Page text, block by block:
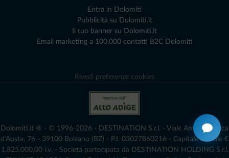
Entra in Dolomiti
Pubblicità su Dolomiti.it
Il tuo banner su Dolomiti.it
Email marketing a 100.000 contatti B2C Dolomiti
Rivedi preferenze cookies
Dolomiti.it ® - © 1996-2026 - DESTINATION S.r.l. - Viale Amedeo Duca
d'Aosta, 76 - 39100 Bolzano (BZ) - P.I. 03027860216 - Capitale Sociale €
1.825.000,00 i.v. - Società partecipata da DESTINATION HOLDING S.r.l.